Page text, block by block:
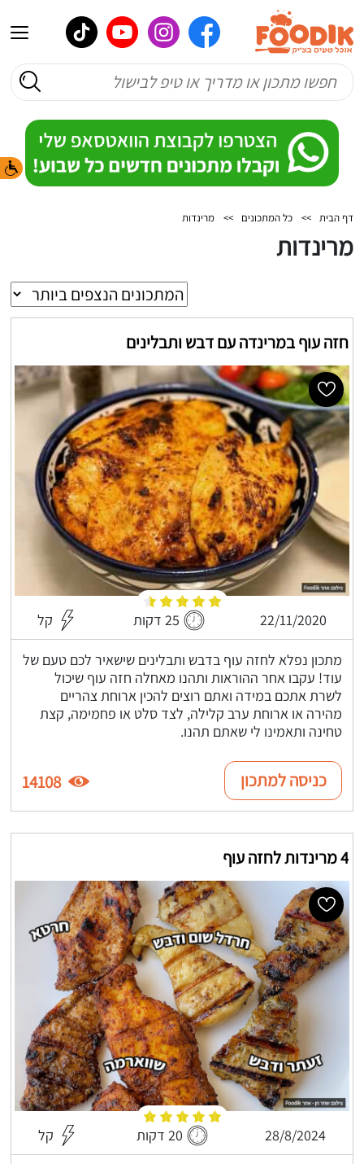
דף הבית >> כל המתכונים >> מרינדות
מרינדות
חזה עוף במרינדה עם דבש ותבלינים
22/11/2020 25 דקות קל
מתכון נפלא לחזה עוף בדבש ותבלינים שישאיר לכם טעם של
עוד! עקבו אחר ההוראות ותהנו מאחלה חזה עוף שיכול
לשרת אתכם במידה ואתם רוצים להכין ארוחת צהריים
מהירה או ארוחת ערב קלילה, לצד סלט או פחמימה, קצת
טחינה ותאמינו לי שאתם תהנו.
כניסה למתכון 14108
4 מרינדות לחזה עוף
28/8/2024 20 דקות קל